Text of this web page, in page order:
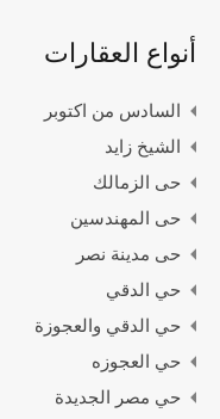
أنواع العقارات
السادس من اكتوبر
الشيخ زايد
حى الزمالك
حى المهندسين
حى مدينة نصر
حي الدقي
حي الدقي والعجوزة
حي العجوزه
حي مصر الجديدة